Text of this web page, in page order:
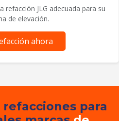
refacción JLG adecuada para su
de elevación.
ahora
refacciones para